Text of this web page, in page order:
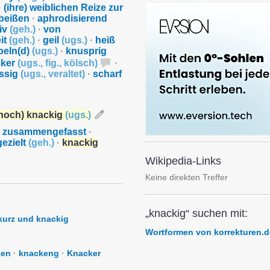
(ihre) weiblichen Reize zur
· aphrodisierend
(geh.) · von
(geh.) · geil (ugs.) · heiß
(ugs.) · knusprig
(ugs., fig., kölsch)
·
(ugs., veraltet) · scharf
knackig (ugs.)
zusammengefasst ·
(geh.) · knackig
und knackig
· knackeng · Knacker
Wikipedia-Links
Keine direkten Treffer
„knackig“ suchen mit:
Wortformen von